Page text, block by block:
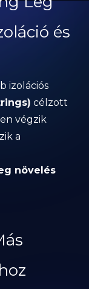
és
izolációs
célzott
végzik
a
növelés